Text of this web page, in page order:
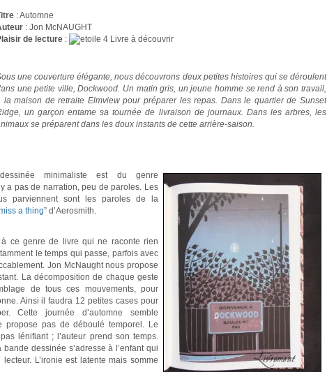
: Automne
: Jon McNAUGHT
de lecture :
Livre à découvrir
une couverture élégante, nous découvrons deux petites histoires qui se déroulent
une petite ville, Dockwood. Un matin gris, un jeune homme se rend à son travail,
la maison de retraite Elmview pour préparer les repas. Dans le quartier de Sunset
un garçon entame sa tournée de livraison de journaux. Dans les arbres, les
se préparent dans les doux instants de cette arrière-saison.
minimaliste est du genre
a pas de narration, peu de paroles. Les
parviennent sont les paroles de la
a thing” d’Aerosmith.
ce genre de livre qui ne raconte rien
le temps qui passe, parfois avec
Jon McNaught nous propose
La décomposition de chaque geste
de tous ces mouvements, pour
Ainsi il faudra 12 petites cases pour
Cette journée d’automne semble
propose pas de déboulé temporel. Le
lénifiant ; l’auteur prend son temps.
dessinée s’adresse à l’enfant qui
L’ironie est latente mais somme